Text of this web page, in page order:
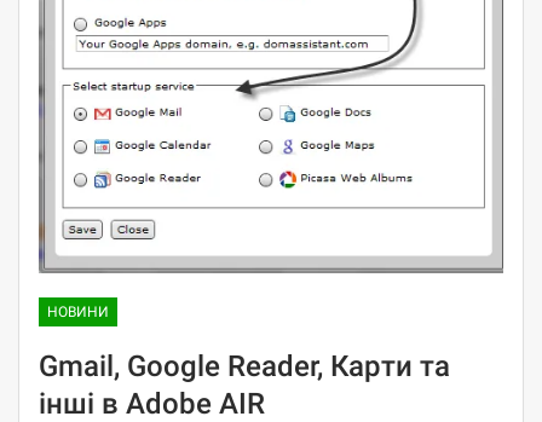
НОВИНИ
Gmail, Google Reader, Карти та
інші в Adobe AIR